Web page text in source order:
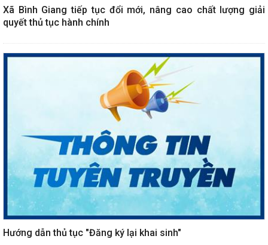
Xã Bình Giang tiếp tục đổi mới, nâng cao chất lượng giải
quyết thủ tục hành chính
Hướng dẫn thủ tục "Đăng ký lại khai sinh"